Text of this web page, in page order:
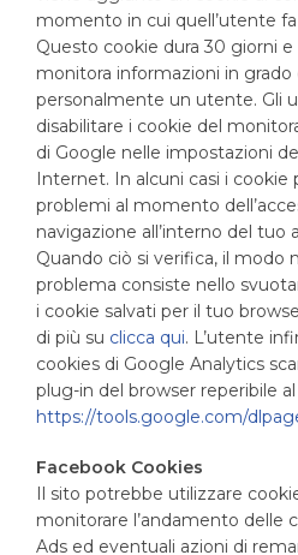
momento in cui quell’utente
Questo cookie dura 30 giorni
monitora informazioni in grado
personalmente un utente. Gli
disabilitare i cookie del
di Google nelle impostazioni
Internet. In alcuni casi i cookie
problemi al momento
navigazione all’interno del tuo
Quando ciò si verifica, il modo
problema consiste nello
i cookie salvati per il tuo
di più su clicca qui. L’utente
cookies di Google Analytics
plug-in del browser reperibile
https://tools.google.com/
Facebook Cookies
Il sito potrebbe utilizzare
monitorare l’andamento delle
Ads ed eventuali azioni di